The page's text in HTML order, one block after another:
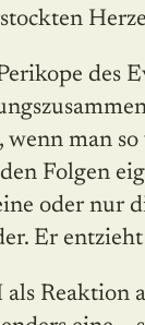
des
wenn man
Folgen
oder nur
Er
als Reaktion